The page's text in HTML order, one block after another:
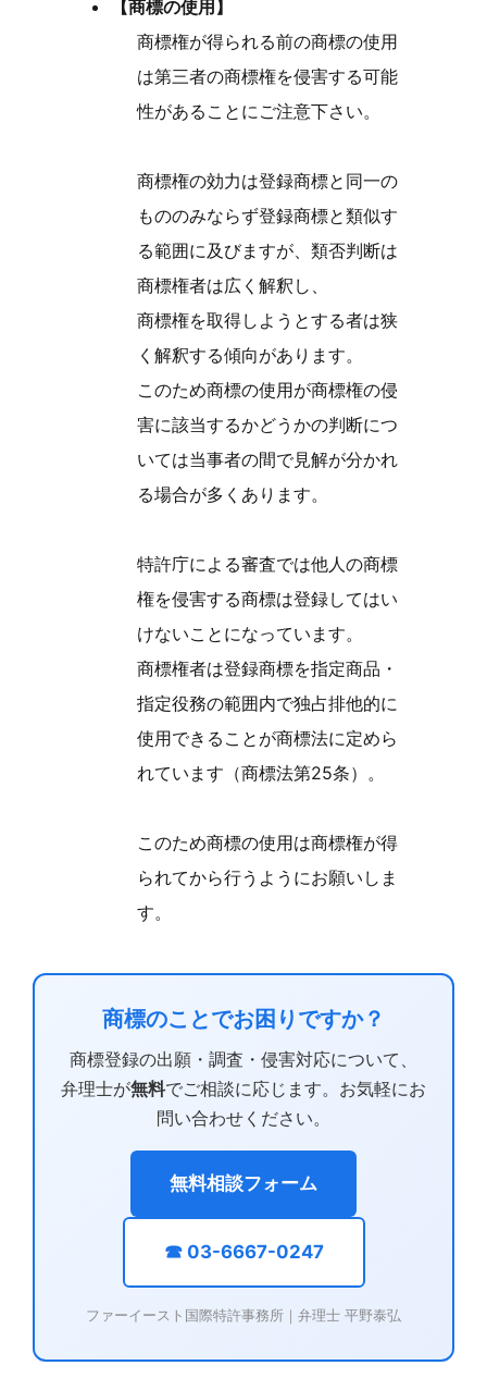
【商標の使用】
商標権が得られる前の商標の使用
は第三者の商標権を侵害する可能
性があることにご注意下さい。
商標権の効力は登録商標と同一の
もののみならず登録商標と類似す
る範囲に及びますが、類否判断は
商標権者は広く解釈し、
商標権を取得しようとする者は狭
く解釈する傾向があります。
このため商標の使用が商標権の侵
害に該当するかどうかの判断につ
いては当事者の間で見解が分かれ
る場合が多くあります。
特許庁による審査では他人の商標
権を侵害する商標は登録してはい
けないことになっています。
商標権者は登録商標を指定商品・
指定役務の範囲内で独占排他的に
使用できることが商標法に定めら
れています（商標法第25条）。
このため商標の使用は商標権が得
られてから行うようにお願いしま
す。
商標のことでお困りですか？
商標登録の出願・調査・侵害対応について、
弁理士が無料でご相談に応じます。お気軽にお
問い合わせください。
無料相談フォーム
☎ 03-6667-0247
ファーイースト国際特許事務所｜弁理士 平野泰弘